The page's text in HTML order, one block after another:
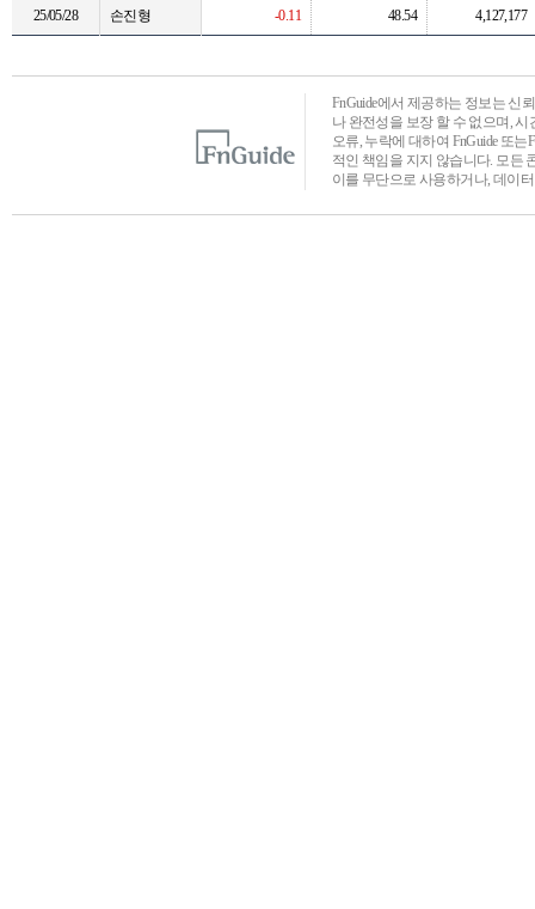
25/05/28 손진형 -0.11 48.54 4,127,177
FnGuide에서 제공하는 정보는 신
나 완전성을 보장 할 수 없으며,
오류, 누락에 대하여 FnGuide 또
적인 책임을 지지 않습니다. 모든
이를 무단으로 사용하거나, 데이